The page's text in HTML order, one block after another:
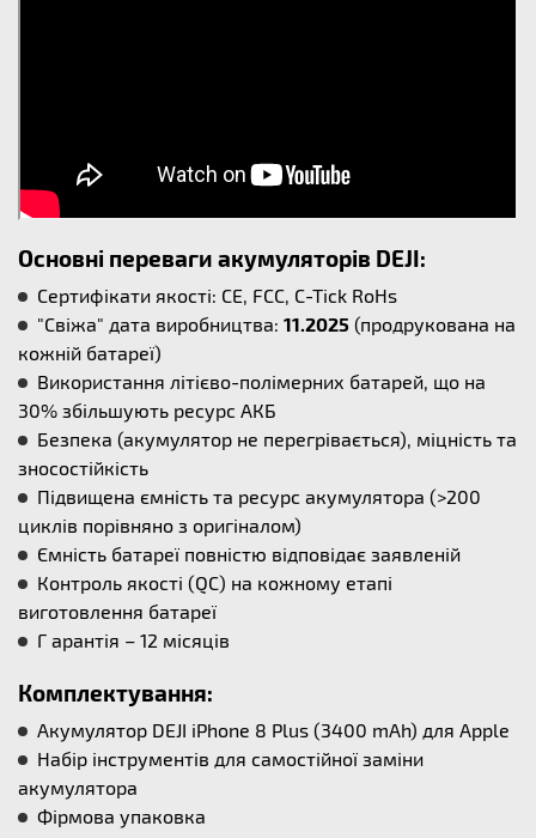
Основні переваги акумуляторів DEJI:
Сертифікати якості: CE, FCC, C-Tick RoHs
"Свіжа" дата виробництва: 11.2025 (продрукована на
кожній батареї)
Використання літієво-полімерних батарей, що на
30% збільшують ресурс АКБ
Безпека (акумулятор не перегрівається), міцність та
зносостійкість
Підвищена ємність та ресурс акумулятора (>200
циклів порівняно з оригіналом)
Ємність батареї повністю відповідає заявленій
Контроль якості (QC) на кожному етапі
виготовлення батареї
Г арантія – 12 місяців
Комплектування:
Акумулятор DEJI iPhone 8 Plus (3400 mAh) для Apple
Набір інструментів для самостійної заміни
акумулятора
Фірмова упаковка